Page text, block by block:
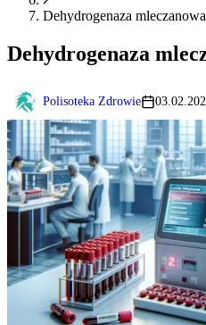
Dehydrogenaza
Dehydrogenaza
Polisoteka Zdrowie